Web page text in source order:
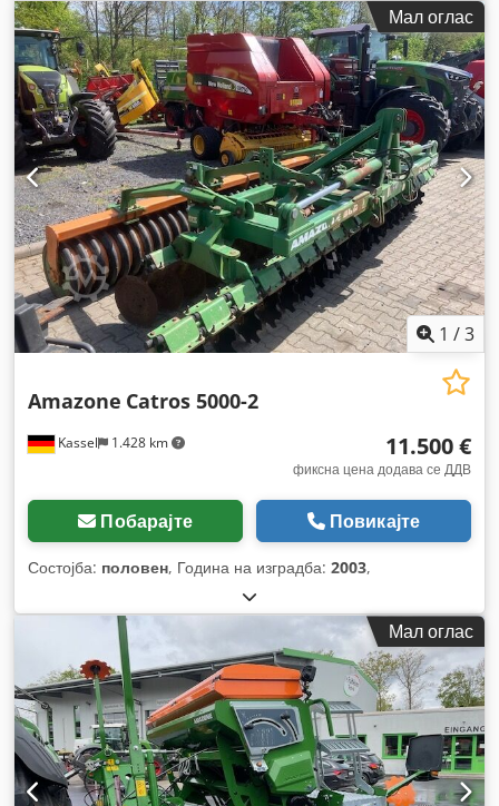
Мал оглас
1 /3
Kassel 1.428 km
Amazone Catros 5000-2
11.500 €
фиксна цена додава се ДДВ
Побарајте Повикајте
Состојба: половен, Година на изградба: 2003,
Мал оглас